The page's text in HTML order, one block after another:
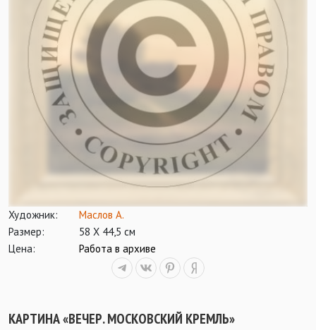
Художник:
Маслов А.
Размер:
58 Х 44,5 см
Цена:
Работа в архиве
КАРТИНА «ВЕЧЕР. МОСКОВСКИЙ КРЕМЛЬ»